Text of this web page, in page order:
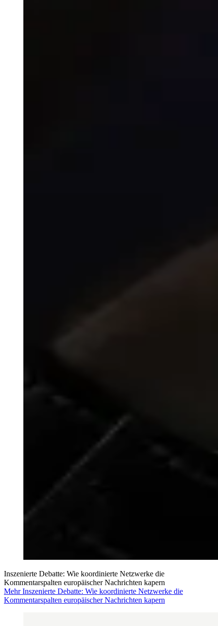
Inszenierte Debatte: Wie koordinierte Netzwerke die
Kommentarspalten europäischer Nachrichten kapern
Mehr Inszenierte Debatte: Wie koordinierte Netzwerke die
Kommentarspalten europäischer Nachrichten kapern